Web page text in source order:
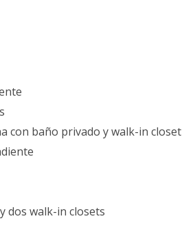
con baño privado y walk-in closet
dos walk-in closets